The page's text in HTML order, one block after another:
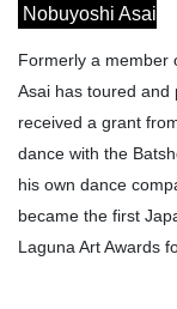
Nobuyoshi Asai
Formerly a member
Asai has toured and
received a grant
dance with the
his own dance
became the first
Laguna Art Awards